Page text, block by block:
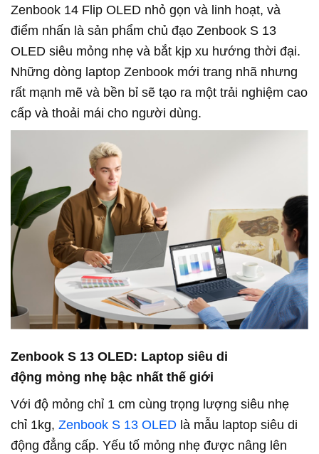
Zenbook 14 Flip OLED nhỏ gọn và linh hoạt, và
điểm nhấn là sản phẩm chủ đạo Zenbook S 13
OLED siêu mỏng nhẹ và bắt kịp xu hướng thời đại.
Những dòng laptop Zenbook mới trang nhã nhưng
rất mạnh mẽ và bền bỉ sẽ tạo ra một trải nghiệm cao
cấp và thoải mái cho người dùng.
Zenbook S 13 OLED: Laptop siêu di
động mỏng nhẹ bậc nhất thế giới
Với độ mỏng chỉ 1 cm cùng trọng lượng siêu nhẹ
chỉ 1kg, Zenbook S 13 OLED là mẫu laptop siêu di
động đẳng cấp. Yếu tố mỏng nhẹ được nâng lên